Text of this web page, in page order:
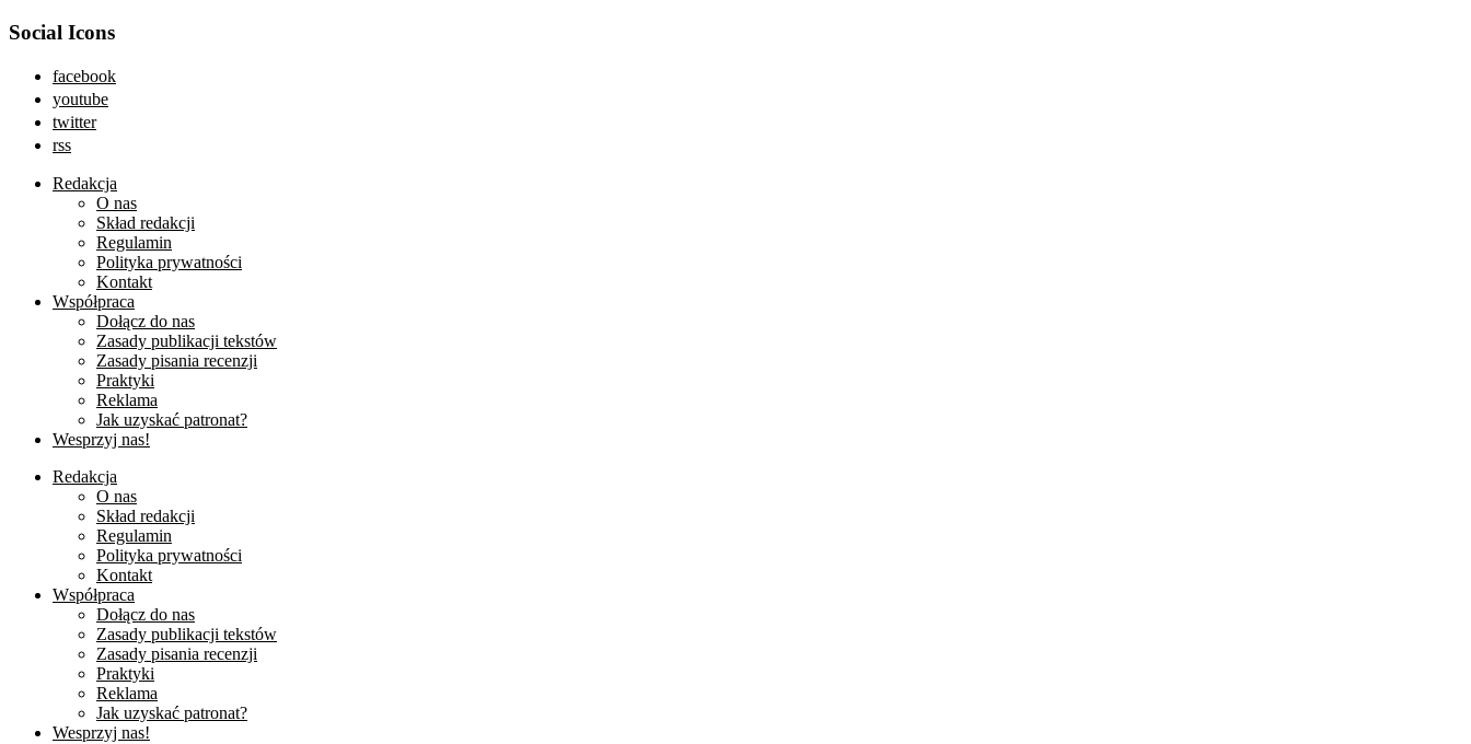
Social Icons
facebook
youtube
twitter
rss
Redakcja
O nas
Skład redakcji
Regulamin
Polityka prywatności
Kontakt
Współpraca
Dołącz do nas
Zasady publikacji tekstów
Zasady pisania recenzji
Praktyki
Reklama
Jak uzyskać patronat?
Wesprzyj nas!
Redakcja
O nas
Skład redakcji
Regulamin
Polityka prywatności
Kontakt
Współpraca
Dołącz do nas
Zasady publikacji tekstów
Zasady pisania recenzji
Praktyki
Reklama
Jak uzyskać patronat?
Wesprzyj nas!